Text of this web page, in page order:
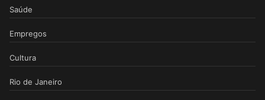
Saúde
Empregos
Cultura
Rio de Janeiro